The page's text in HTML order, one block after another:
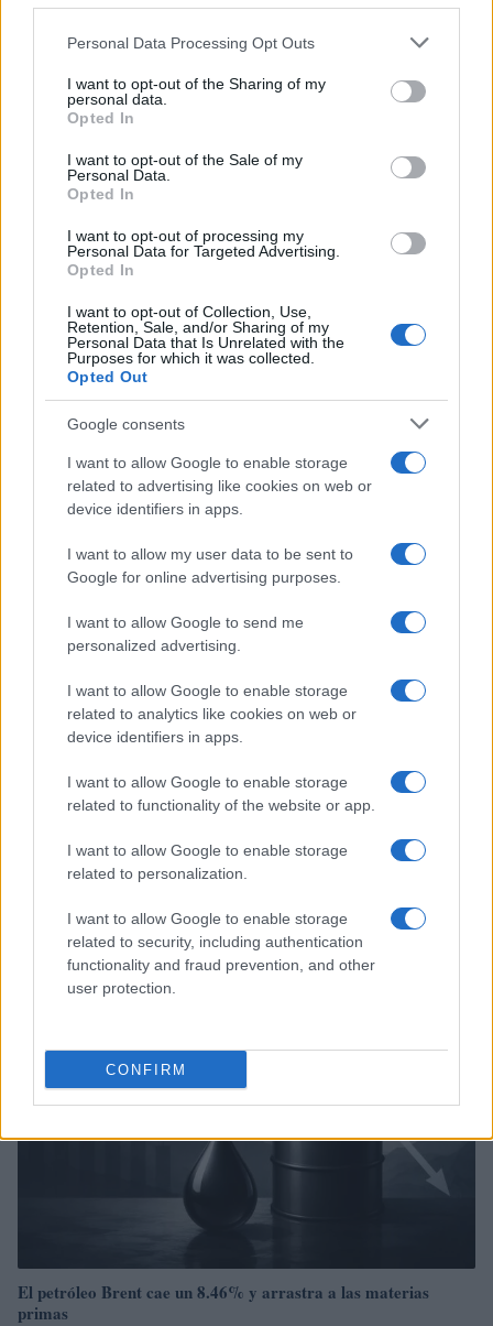
Please note that this website/app uses one or more Google
not limited to your visit or usage behaviour. You may click to
grant or deny consent to Google and its third-party tags to
use your data for below specified purposes in below Google
consent section.
Personal Data Processing Opt Outs
I want to opt-out of the Sharing of my
personal data.
Opted In
I want to opt-out of the Sale of my
Personal Data.
Opted In
I want to opt-out of processing my
Personal Data for Targeted Advertising.
Opted In
I want to opt-out of Collection, Use,
Retention, Sale, and/or Sharing of my
Personal Data that Is Unrelated with the
Purposes for which it was collected.
Opted Out
Google consents
I want to allow Google to enable storage
related to advertising like cookies on web or
device identifiers in apps.
I want to allow my user data to be sent to
Google for online advertising purposes.
I want to allow Google to send me
personalized advertising.
I want to allow Google to enable storage
related to analytics like cookies on web or
device identifiers in apps.
I want to allow Google to enable storage
related to functionality of the website or app.
I want to allow Google to enable storage
related to personalization.
I want to allow Google to enable storage
related to security, including authentication
functionality and fraud prevention, and other
user protection.
CONFIRM
Sigue leyendo
Lucía Herrera · 7 Ago 2026
Brent cae un 8.3% y arrastra a las materias primas en agosto
Lucía Herrera · 6 Ago 2026
NEWS
El petróleo Brent cae un 8.46% y arrastra a las materias
primas